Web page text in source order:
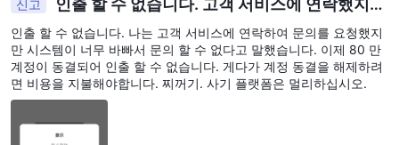
제 받고 있으나, 영국 금융행정청 (FCA) 라이선스의 범위를 벗어난
영역에서 운영하고 있습니다.
Q2: DBS는 개인 고객을 위해 어떤 서비스를 제공하나요?
A2: DBS는 개인 고객에게 자산 관리 서비스, 은행 혜택, 라이프스타
일 혜택, 자산 축적 및 보존 지원 등을 제공합니다.
A3: DBS는 BusinessCare 핫라인인 400 821 8881, 이메일인
신고
계정이 즉시 동결되었습니다.
인출 할 수 없습니다. 나는 고객 서비스에 연락하여 문의를 요청했지
만 시스템이 너무 바빠서 문의 할 수 없다고 말했습니다. 이제 80 만
계정이 동결되어 인출 할 수 없습니다. 게다가 계정 동결을 해제하려
면 비용을 지불해야합니다. 찌꺼기. 사기 플랫폼은 멀리하십시오.